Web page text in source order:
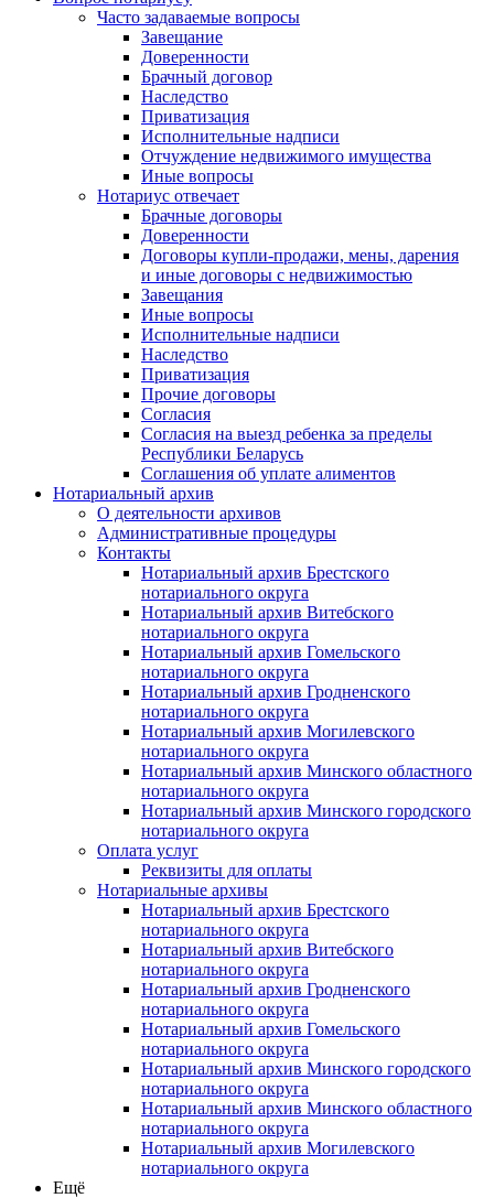
Часто задаваемые вопросы
Завещание
Доверенности
Брачный договор
Наследство
Приватизация
Исполнительные надписи
Отчуждение недвижимого имущества
Иные вопросы
Нотариус отвечает
Брачные договоры
Доверенности
Договоры купли-продажи, мены, дарения
и иные договоры с недвижимостью
Завещания
Иные вопросы
Исполнительные надписи
Наследство
Приватизация
Прочие договоры
Согласия
Согласия на выезд ребенка за пределы
Республики Беларусь
Соглашения об уплате алиментов
Нотариальный архив
О деятельности архивов
Административные процедуры
Контакты
Нотариальный архив Брестского
нотариального округа
Нотариальный архив Витебского
нотариального округа
Нотариальный архив Гомельского
нотариального округа
Нотариальный архив Гродненского
нотариального округа
Нотариальный архив Могилевского
нотариального округа
Нотариальный архив Минского областного
нотариального округа
Нотариальный архив Минского городского
нотариального округа
Оплата услуг
Реквизиты для оплаты
Нотариальные архивы
Нотариальный архив Брестского
нотариального округа
Нотариальный архив Витебского
нотариального округа
Нотариальный архив Гродненского
нотариального округа
Нотариальный архив Гомельского
нотариального округа
Нотариальный архив Минского городского
нотариального округа
Нотариальный архив Минского областного
нотариального округа
Нотариальный архив Могилевского
нотариального округа
Ещё